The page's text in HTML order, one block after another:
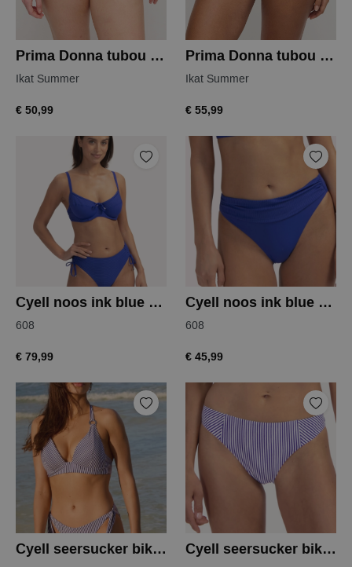
Prima Donna tubou bikini slip
Ikat Summer
€ 50,99
Prima Donna tubou bikini slip
Ikat Summer
€ 55,99
Cyell noos ink blue bikinitop
608
€ 79,99
Cyell noos ink blue bikinislip
608
€ 45,99
Cyell seersucker bikinitop Cyell seersucker bikinislip